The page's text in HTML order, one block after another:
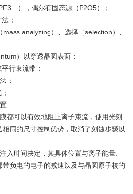
），偶尔有固态源（P2O5）；
；
analyzing）、选择（selection）、
）以穿透晶圆表面；
行束流带；
；
都可以有效地阻止离子束流，使用光刻
同的尺寸控制优势，取消了刻蚀步骤以
入时间决定，其具体位置与离子能量、
负电的电子的减速以及与晶圆原子核的